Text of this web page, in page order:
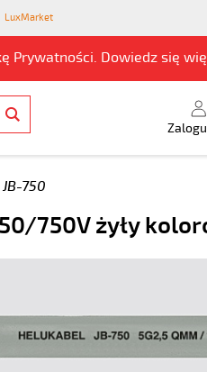
LuxMarket
Prywatności. Dowiedz się
JB-750
750V żyły